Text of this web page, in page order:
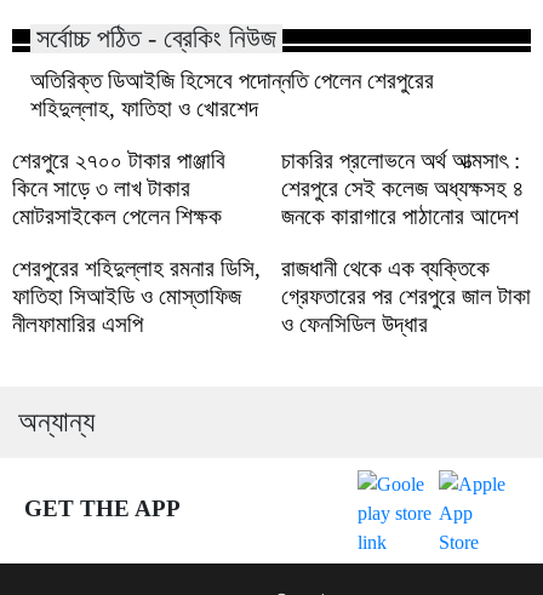
সর্বোচ্চ পঠিত - ব্রেকিং নিউজ
অতিরিক্ত ডিআইজি হিসেবে পদোন্নতি পেলেন শেরপুরের
শহিদুল্লাহ, ফাতিহা ও খোরশেদ
শেরপুরে ২৭০০ টাকার পাঞ্জাবি
কিনে সাড়ে ৩ লাখ টাকার
মোটরসাইকেল পেলেন শিক্ষক
চাকরির প্রলোভনে অর্থ আত্মসাৎ :
শেরপুরে সেই কলেজ অধ্যক্ষসহ ৪
জনকে কারাগারে পাঠানোর আদেশ
শেরপুরের শহিদুল্লাহ রমনার ডিসি,
ফাতিহা সিআইডি ও মোস্তাফিজ
নীলফামারির এসপি
রাজধানী থেকে এক ব্যক্তিকে
গ্রেফতারের পর শেরপুরে জাল টাকা
ও ফেনসিডিল উদ্ধার
অন্যান্য
GET THE APP